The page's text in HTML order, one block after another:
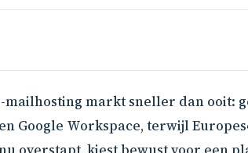
mailhosting markt sneller dan
Google Workspace, terwijl